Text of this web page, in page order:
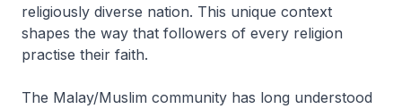
religiously diverse nation. This unique context
shapes the way that followers of every religion
practise their faith.
The Malay/Muslim community has long understood